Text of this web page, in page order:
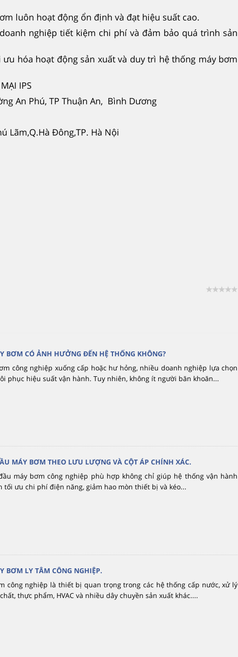
luôn hoạt động ổn định và đạt hiệu suất cao.
nghiệp tiết kiệm chi phí và đảm bảo quá trình sản
hóa hoạt động sản xuất và duy trì hệ thống máy bơm
IPS
An Phú, TP Thuận An, Bình Dương
Lãm,Q.Hà Đông,TP. Hà Nội
BƠM CÓ ẢNH HƯỞNG ĐẾN HỆ THỐNG KHÔNG?
công nghiệp xuống cấp hoặc hư hỏng, nhiều doanh nghiệp lựa chọn
phục hiệu suất vận hành. Tuy nhiên, không ít người băn khoăn...
MÁY BƠM THEO LƯU LƯỢNG VÀ CỘT ÁP CHÍNH XÁC.
máy bơm công nghiệp phù hợp không chỉ giúp hệ thống vận hành
tối ưu chi phí điện năng, giảm hao mòn thiết bị và kéo...
BƠM LY TÂM CÔNG NGHIỆP.
công nghiệp là thiết bị quan trọng trong các hệ thống cấp nước, xử lý
thực phẩm, HVAC và nhiều dây chuyền sản xuất khác....